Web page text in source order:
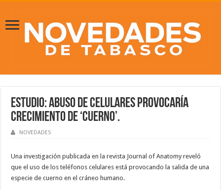
Estudio: abuso de celulares provocaría
crecimiento de ‘cuerno’.
NOVEDADES
Una investigación publicada en la revista Journal of Anatomy reveló
que el uso de los teléfonos celulares está provocando la salida de una
especie de cuerno en el cráneo humano.